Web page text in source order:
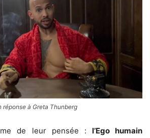
réponse à Greta Thunberg
de leur pensée : l’Ego humain